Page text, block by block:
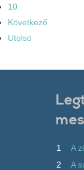
10
Következő
Utolsó
1
A
2
A